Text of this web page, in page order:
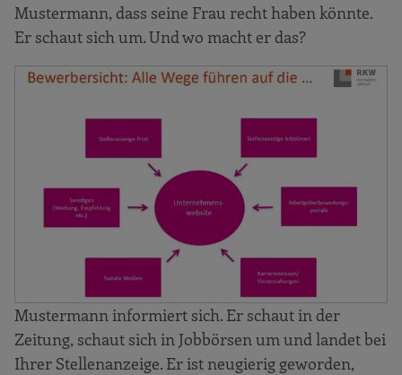
Mustermann, dass seine Frau recht haben könnte.
Er schaut sich um. Und wo macht er das?
Mustermann informiert sich. Er schaut in der
Zeitung, schaut sich in Jobbörsen um und landet bei
Ihrer Stellenanzeige. Er ist neugierig geworden,